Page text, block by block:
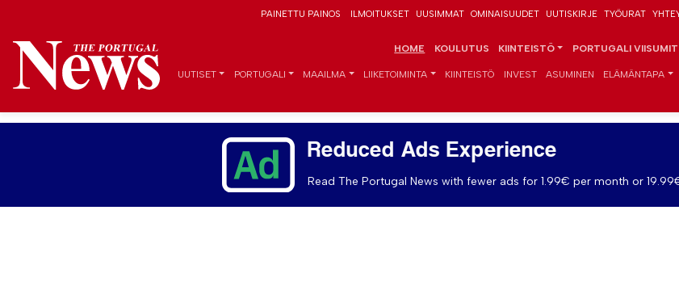
PAINETTU PAINOS ILMOITUKSET UUSIMMAT OMINAISUUDET UUTISKIRJE TYÖURAT
HOME KOULUTUS KIINTEISTÖ PORTUGALI VIISUMIT
UUTISET PORTUGALI MAAILMA LIIKETOIMINTA KIINTEISTÖ INVEST ASUMINEN ELÄMÄNTAPA
Reduced Ads Experience
Read The Portugal News with fewer ads for 1.99€ per month or